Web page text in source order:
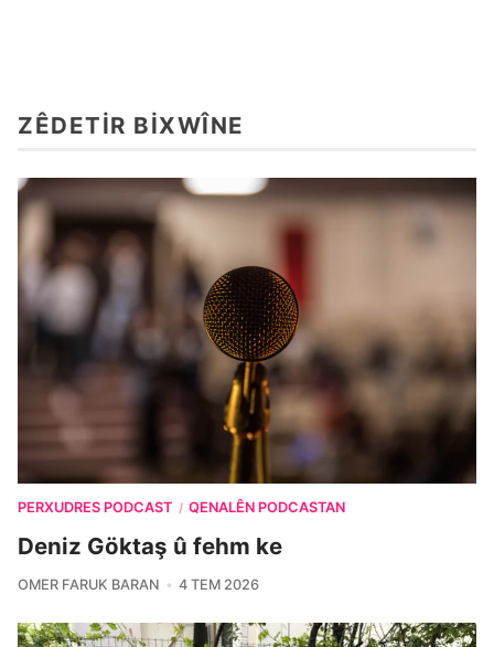
ZÊDETIR BIXWÎNE
PERXUDRES PODCAST / QENALÊN PODCASTAN
Deniz Göktaş û fehm ke
OMER FARUK BARAN 4 TEM 2026